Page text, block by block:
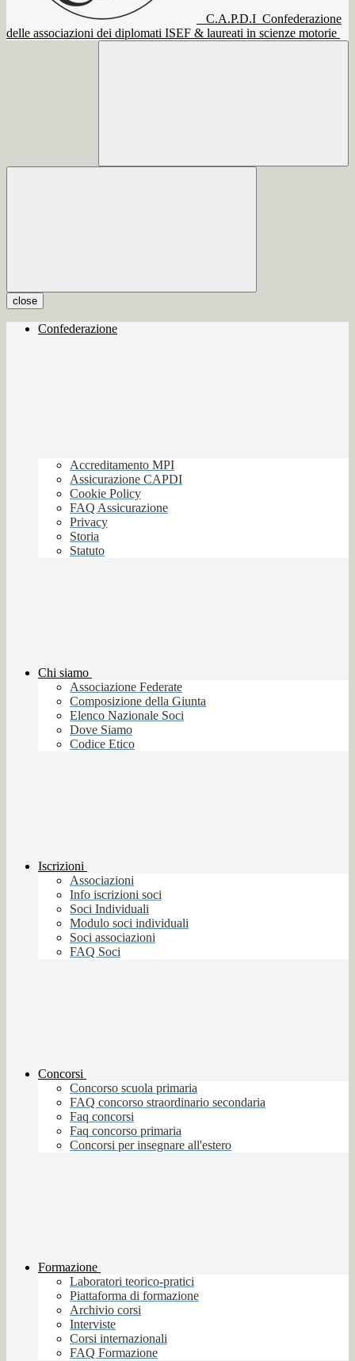
C.A.P.D.I Confederazione
delle associazioni dei diplomati ISEF & laureati in scienze motorie
close
Confederazione
Accreditamento MPI
Assicurazione CAPDI
Cookie Policy
FAQ Assicurazione
Privacy
Storia
Statuto
Chi siamo
Associazione Federate
Composizione della Giunta
Elenco Nazionale Soci
Dove Siamo
Codice Etico
Iscrizioni
Associazioni
Info iscrizioni soci
Soci Individuali
Modulo soci individuali
Soci associazioni
FAQ Soci
Concorsi
Concorso scuola primaria
FAQ concorso straordinario secondaria
Faq concorsi
Faq concorso primaria
Concorsi per insegnare all'estero
Formazione
Laboratori teorico-pratici
Piattaforma di formazione
Archivio corsi
Interviste
Corsi internazionali
FAQ Formazione